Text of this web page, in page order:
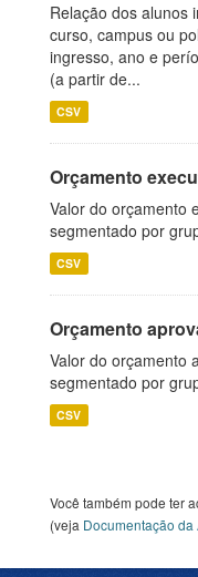
Relação dos alunos
curso, campus ou
ingresso, ano e
(a partir de...
CSV
Orçamento
Valor do orçamento
segmentado por
CSV
Orçamento
Valor do orçamento
segmentado por
CSV
Você também pode ter
(veja Documentação da